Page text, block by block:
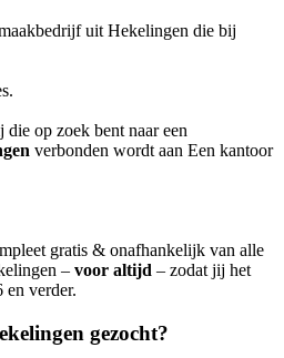
uit Hekelingen die bij
op zoek bent naar een
verbonden wordt aan Een kantoor
gratis & onafhankelijk van alle
– voor altijd – zodat jij het
en verder.
gezocht?